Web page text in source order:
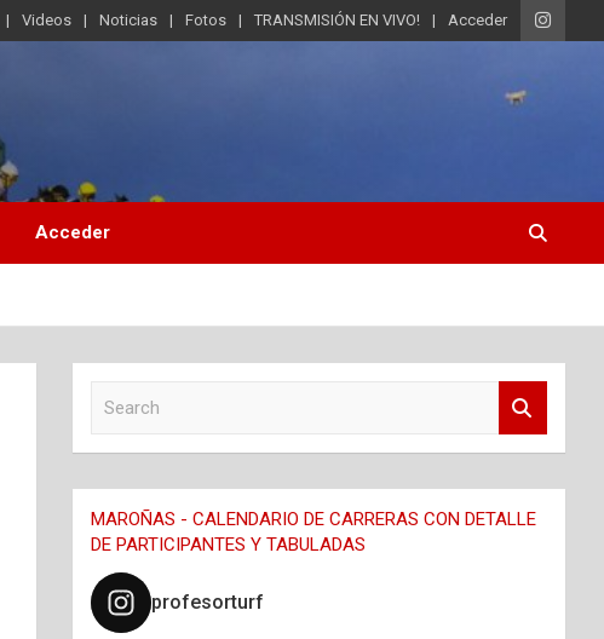
Videos Noticias Fotos TRANSMISIÓN EN VIVO! Acceder
Acceder
c
h
MAROÑAS - CALENDARIO DE CARRERAS CON DETALLE
DE PARTICIPANTES Y TABULADAS
profesorturf